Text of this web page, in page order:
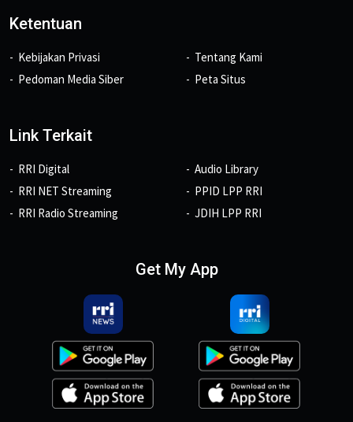
Ketentuan
Kebijakan Privasi
Pedoman Media Siber
Tentang Kami
Peta Situs
Link Terkait
RRI Digital
RRI NET Streaming
RRI Radio Streaming
Audio Library
PPID LPP RRI
JDIH LPP RRI
Get My App